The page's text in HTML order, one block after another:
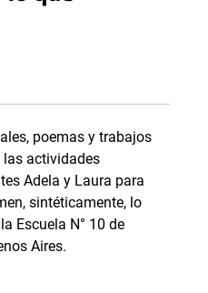
poemas y trabajos
actividades
Adela y Laura para
sintéticamente, lo
Escuela N° 10 de
Aires.